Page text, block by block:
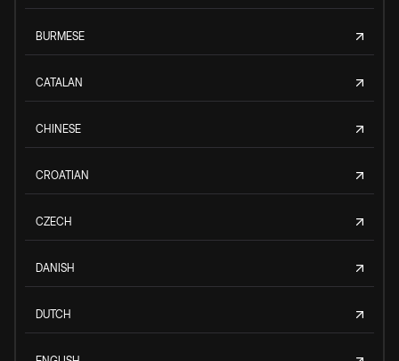
BURMESE
CATALAN
CHINESE
CROATIAN
CZECH
DANISH
DUTCH